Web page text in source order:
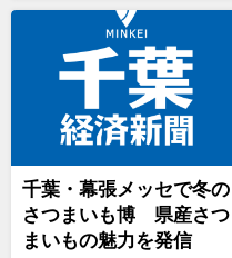
千葉・幕張メッセで冬の
さつまいも博 県産さつ
まいもの魅力を発信